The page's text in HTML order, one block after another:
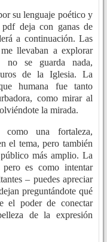
su lenguaje poético y
pdf deja con ganas de
a continuación. Las
llevaban a explorar
no se guarda nada,
de la Iglesia. La
humana fue tanto
como mirar al
la mirada.
como una fortaleza,
el tema, pero también
más amplio. La
es como intentar
– puedes apreciar
preguntándote qué
el poder de conectar
de la expresión